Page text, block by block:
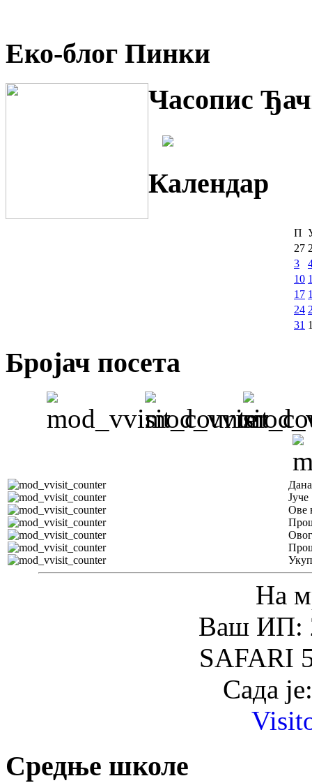
Еко-блог Пинки
Часопис
Календар
П
27
3
10
17
24
31
Бројач посета
Јуче
Ове
На
Ваш ИП:
SAFARI
Сада
Средње школе